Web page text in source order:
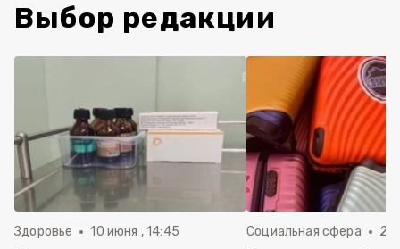
Выбор редакции
Здоровье 10 июня , 14:45 Социальная сфера 20